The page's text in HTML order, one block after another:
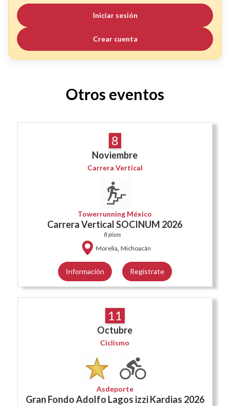
Iniciar sesión
Crear cuenta
Otros eventos
8
Noviembre
Carrera Vertical
Towerrunning México
Carrera Vertical SOCINUM 2026
8 pisos
Morelia, Michoacán
Información Regístrate
11
Octubre
Ciclismo
Asdeporte
Gran Fondo Adolfo Lagos izzi Kardias 2026